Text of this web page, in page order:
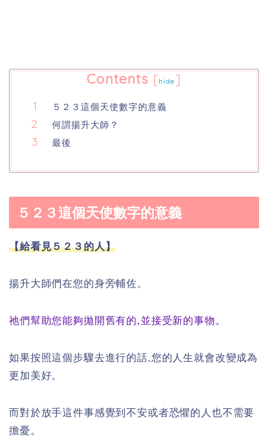
Contents [hide ]
５２３這個天使數字的意義
何謂揚升大師？
最後
５２３這個天使數字的意義
【給看見５２３的人】
揚升大師們在您的身旁輔佐。
祂們幫助您能夠拋開舊有的,並接受新的事物。
如果按照這個步驟去進行的話,您的人生就會改變成為
更加美好。
而對於放手這件事感覺到不安或者恐懼的人也不需要
擔憂。